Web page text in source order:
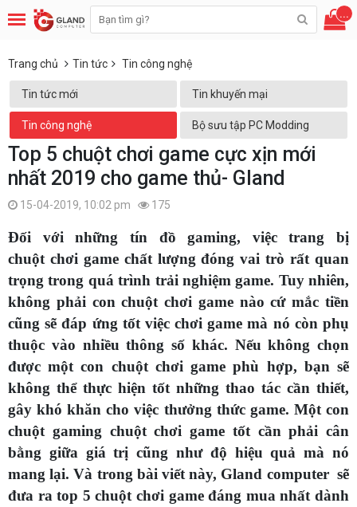
...
Trang chủ Tin tức Tin công nghệ
Tin tức mới Tin khuyến mại
Tin công nghệ Bộ sưu tập PC Modding
Top 5 chuột chơi game cực xịn mới
nhất 2019 cho game thủ- Gland
15-04-2019, 10:02 pm 175
Đối với những tín đồ gaming, việc trang bị
chuột chơi game chất lượng đóng vai trò rất quan
trọng trong quá trình trải nghiệm game. Tuy nhiên,
không phải con chuột chơi game nào cứ mắc tiền
cũng sẽ đáp ứng tốt việc chơi game mà nó còn phụ
thuộc vào nhiều thông số khác. Nếu không chọn
được một con chuột chơi game phù hợp, bạn sẽ
không thể thực hiện tốt những thao tác cần thiết,
gây khó khăn cho việc thưởng thức game. Một con
chuột gaming chuột chơi game tốt cần phải cân
bằng giữa giá trị cũng như độ hiệu quả mà nó
mang lại. Và trong bài viết này, Gland computer sẽ
đưa ra top 5 chuột chơi game đáng mua nhất dành